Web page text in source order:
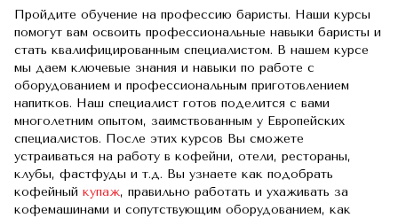
Пройдите обучение на профессию баристы. Наши курсы
помогут вам освоить профессиональные навыки баристы и
стать квалифицированным специалистом. В нашем курсе
мы даем ключевые знания и навыки по работе с
оборудованием и профессиональным приготовлением
напитков. Наш специалист готов поделится с вами
многолетним опытом, заимствованным у Европейских
специалистов. После этих курсов Вы сможете
устраиваться на работу в кофейни, отели, рестораны,
клубы, фастфуды и т.д. Вы узнаете как подобрать
кофейный купаж, правильно работать и ухаживать за
кофемашинами и сопутствующим оборудованием, как